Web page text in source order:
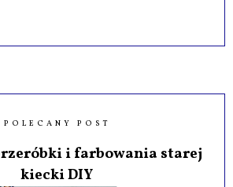
POLECANY POST
i farbowania starej
kiecki DIY